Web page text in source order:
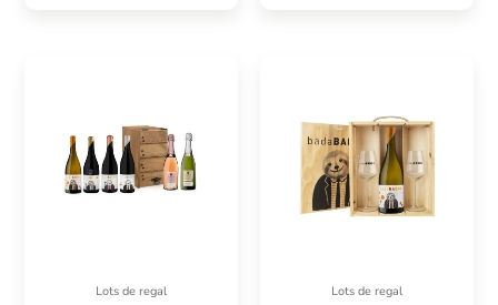
Lots de regal Lots de regal